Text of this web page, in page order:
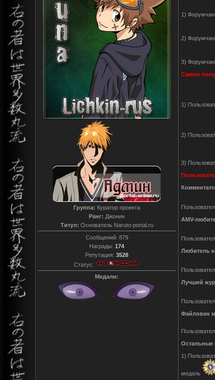
Группа: Куратор проекта
Ранг: Джонин
Титул: Основатель Naruto-portal.ru
Сообщений: 879
Награды: 174
Репутация: 3528
Статус:
Медали:
1)
2)
3)
Самые
1)
2)
3)
AMV-
Любитель
Лучший
Файловик
Остальные
1)
медаль